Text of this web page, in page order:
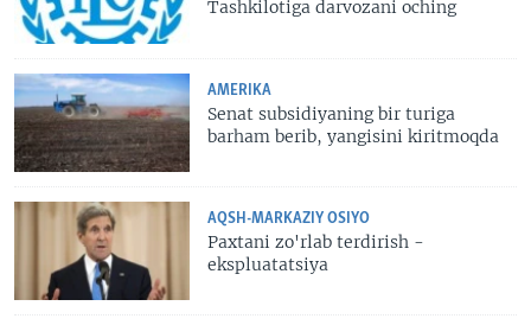
Tashkilotiga darvozani oching
AMERIKA
Senat subsidiyaning bir turiga
barham berib, yangisini kiritmoqda
AQSH-MARKAZIY OSIYO
Paxtani zo'rlab terdirish -
ekspluatatsiya